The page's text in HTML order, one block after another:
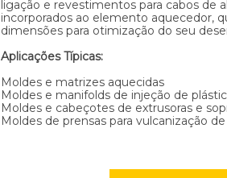
ligação e revestimentos para cabos de
incorporados ao elemento aquecedor,
dimensões para otimização do seu
Aplicações Típicas:
Moldes e matrizes aquecidas
Moldes e manifolds de injeção de
Moldes e cabeçotes de extrusoras e
Moldes de prensas para vulcanização